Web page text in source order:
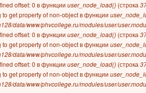
об ошибке
offset: 0 в функции user_node_load() (строка
to get property of non-object в функции
data/www/phvcollege.ru/modules/user/
offset: 0 в функции user_node_load() (строка
to get property of non-object в функции
data/www/phvcollege.ru/modules/user/
offset: 0 в функции user_node_load() (строка
to get property of non-object в функции
data/www/phvcollege.ru/modules/user/